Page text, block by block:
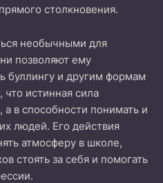
столкновения.
необычными для
позволяют ему
буллингу и другим формам
истинная сила
в способности понимать и
людей. Его действия
атмосферу в школе,
стоять за себя и помогать